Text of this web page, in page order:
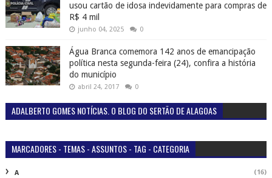
usou cartão de idosa indevidamente para compras de
R$ 4 mil
junho 04, 2025 0
Água Branca comemora 142 anos de emancipação
política nesta segunda-feira (24), confira a história
do município
abril 24, 2017 0
ADALBERTO GOMES NOTÍCIAS. O BLOG DO SERTÃO DE ALAGOAS
MARCADORES - TEMAS - ASSUNTOS - TAG - CATEGORIA
A (16)